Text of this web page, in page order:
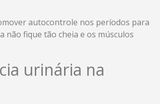
autocontrole nos períodos para
não fique tão cheia e os músculos
urinária na